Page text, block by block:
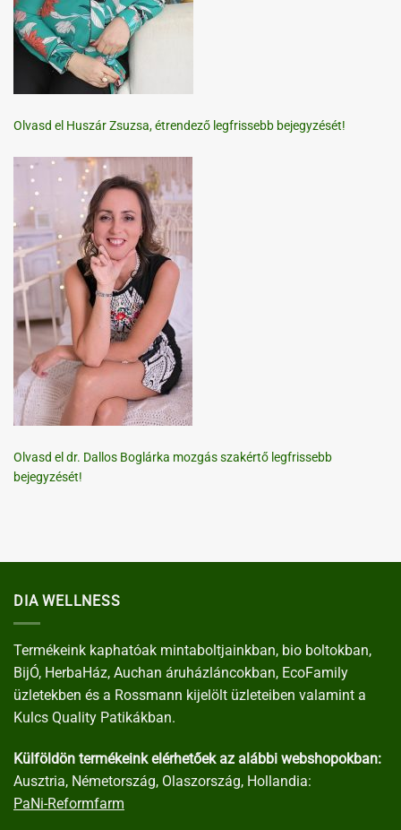
Olvasd el Huszár Zsuzsa, étrendező legfrissebb bejegyzését!
Olvasd el dr. Dallos Boglárka mozgás szakértő legfrissebb
bejegyzését!
DIA WELLNESS
Termékeink kaphatóak mintaboltjainkban, bio boltokban,
BijÓ, HerbaHáz, Auchan áruházláncokban, EcoFamily
üzletekben és a Rossmann kijelölt üzleteiben valamint a
Kulcs Quality Patikákban.
Külföldön termékeink elérhetőek az alábbi webshopokban:
Ausztria, Németország, Olaszország, Hollandia:
PaNi-Reformfarm